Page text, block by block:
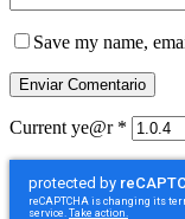
Save my name,
Current ye@r *